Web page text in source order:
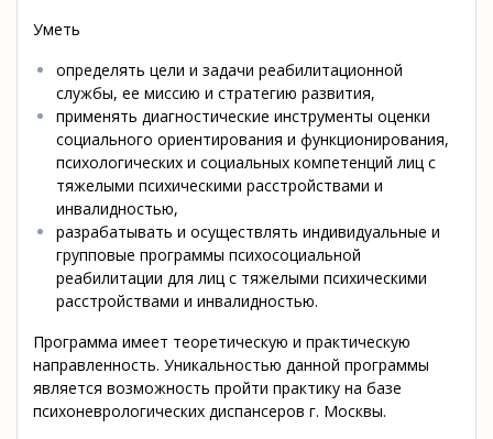
Уметь
определять цели и задачи реабилитационной
службы, ее миссию и стратегию развития,
применять диагностические инструменты оценки
социального ориентирования и функционирования,
психологических и социальных компетенций лиц с
тяжелыми психическими расстройствами и
инвалидностью,
разрабатывать и осуществлять индивидуальные и
групповые программы психосоциальной
реабилитации для лиц с тяжелыми психическими
расстройствами и инвалидностью.
Программа имеет теоретическую и практическую
направленность. Уникальностью данной программы
является возможность пройти практику на базе
психоневрологических диспансеров г. Москвы.